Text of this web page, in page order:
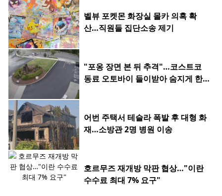
벨뷰 포켓몬 화장실 몰카 의혹 확
산…직원들 집단소송 제기
"포옹 장면 본 뒤 추격"…코스트코
동료 오토바이 들이받아 숨지게 한 2
어번 주택서 테슬라 폭발 후 대형 화
재…소방관 2명 병원 이송
호르무즈 재개방 막판 협상…"이란
수수료 최대 7% 요구"